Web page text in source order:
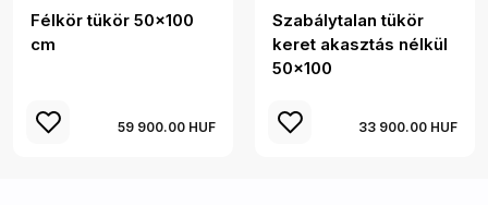
Félkör tükör 50x100
cm
59 900.00 HUF
Szabálytalan tükör
keret akasztás nélkül
50x100
33 900.00 HUF